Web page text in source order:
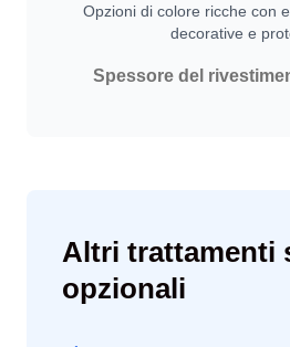
Opzioni di colore ricche con
decorative e
Spessore del
Altri trattamenti
opzionali